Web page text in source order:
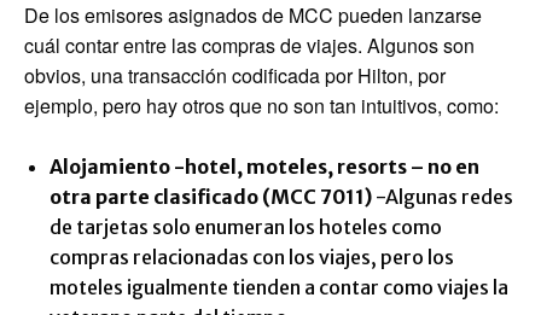
De los emisores asignados de MCC pueden lanzarse
cuál contar entre las compras de viajes. Algunos son
obvios, una transacción codificada por Hilton, por
ejemplo, pero hay otros que no son tan intuitivos, como:
Alojamiento -hotel, moteles, resorts – no en
otra parte clasificado (MCC 7011) -Algunas redes
de tarjetas solo enumeran los hoteles como
compras relacionadas con los viajes, pero los
moteles igualmente tienden a contar como viajes la